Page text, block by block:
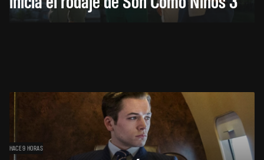
HACE 9 HORAS